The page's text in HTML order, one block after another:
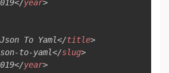
</year>
Json To Yaml</title>
to-yaml</slug>
</year>